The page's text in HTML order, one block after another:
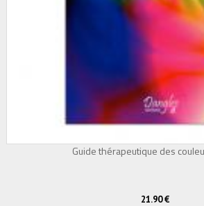
Guide thérapeutique des
21.90 €